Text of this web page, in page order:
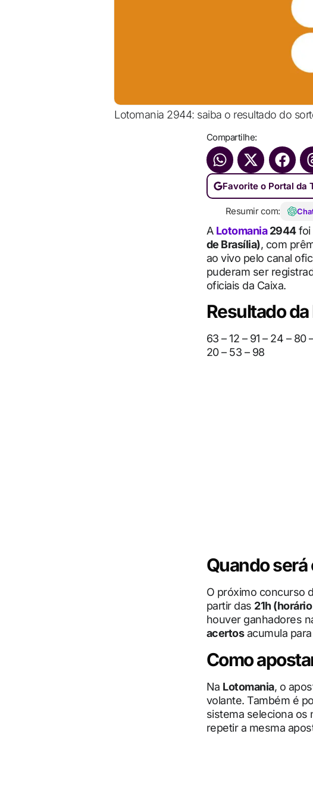
Lotomania 2944: saiba o resultado do
Compartilhe:
Favorite o Portal da
Resumir com:
A Lotomania2944foi
de Brasília), com
ao vivo pelo canal
puderam ser
oficiais da Caixa.
Resultado
63 – 12 – 91 – 24 – 80
20 – 53 – 98
Quando
O próximo concurso
partir das 21h
houver ganhadores
acertosacumula
Como
Na Lotomania, o
volante. Também é
sistema seleciona os
repetir a mesma